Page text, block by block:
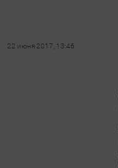
22 июня 2017, 13:46